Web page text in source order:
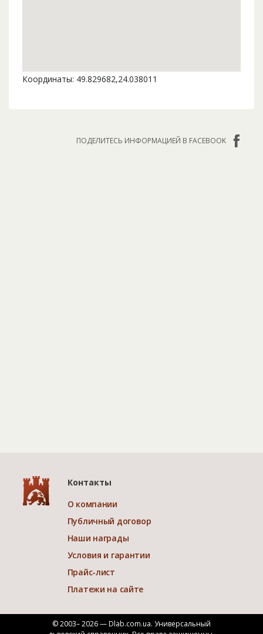
Координаты: 49.829682,24.038011
ПОДЕЛИТЕСЬ ИНФОРМАЦИЕЙ В FACEBOOK
Контакты
О компании
Публичный договор
Наши награды
Условия и гарантии
Прайс-лист
Платежи на сайте
© 2003– 2026 — Dlab.com.ua. Универсальный